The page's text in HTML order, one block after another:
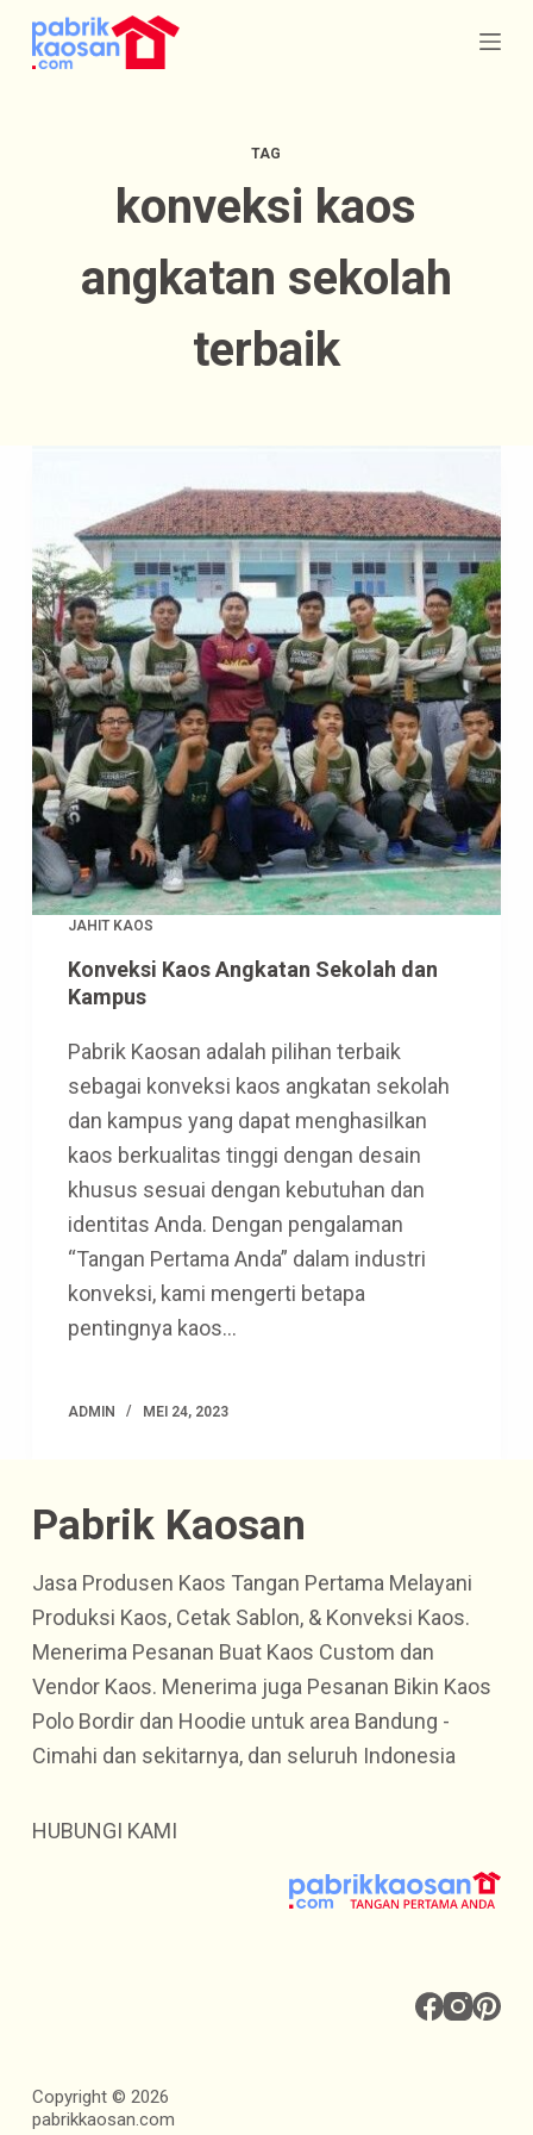
S
k
TAG
konveksi kaos
angkatan sekolah
terbaik
JAHIT KAOS
Konveksi Kaos Angkatan Sekolah dan
Kampus
Pabrik Kaosan adalah pilihan terbaik
sebagai konveksi kaos angkatan sekolah
dan kampus yang dapat menghasilkan
kaos berkualitas tinggi dengan desain
khusus sesuai dengan kebutuhan dan
identitas Anda. Dengan pengalaman
“Tangan Pertama Anda” dalam industri
konveksi, kami mengerti betapa
pentingnya kaos…
ADMIN MEI 24, 2023
Pabrik Kaosan
Jasa Produsen Kaos Tangan Pertama Melayani
Produksi Kaos, Cetak Sablon, & Konveksi Kaos.
Menerima Pesanan Buat Kaos Custom dan
Vendor Kaos. Menerima juga Pesanan Bikin Kaos
Polo Bordir dan Hoodie untuk area Bandung -
Cimahi dan sekitarnya, dan seluruh Indonesia
HUBUNGI KAMI
Copyright © 2026
pabrikkaosan.com